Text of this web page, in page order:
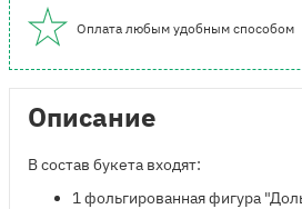
Оплата любым удобным способом
Описание
В состав букета входят:
1 фольгированная фигура